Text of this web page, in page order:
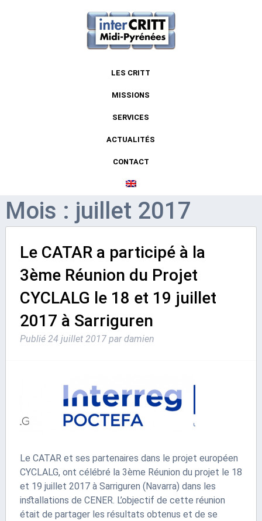
LES CRITT
MISSIONS
SERVICES
ACTUALITÉS
CONTACT
Mois : juillet 2017
Le CATAR a participé à la
3ème Réunion du Projet
CYCLALG le 18 et 19 juillet
2017 à Sarriguren
Publié 24 juillet 2017 par damien
Le CATAR et ses partenaires dans le projet européen
CYCLALG, ont célébré la 3ème Réunion du projet le 18
et 19 juillet 2017 à Sarriguren (Navarra) dans les
installations de CENER. L’objectif de cette réunion
était de partager les résultats obtenus et de se